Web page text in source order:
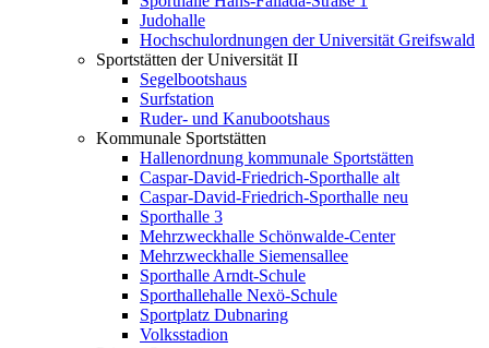
Judohalle
Hochschulordnungen der Universität Greifswald
Sportstätten der Universität II
Segelbootshaus
Surfstation
Ruder- und Kanubootshaus
Kommunale Sportstätten
Hallenordnung kommunale Sportstätten
Caspar-David-Friedrich-Sporthalle alt
Caspar-David-Friedrich-Sporthalle neu
Sporthalle 3
Mehrzweckhalle Schönwalde-Center
Mehrzweckhalle Siemensallee
Sporthalle Arndt-Schule
Sporthallehalle Nexö-Schule
Sportplatz Dubnaring
Volksstadion